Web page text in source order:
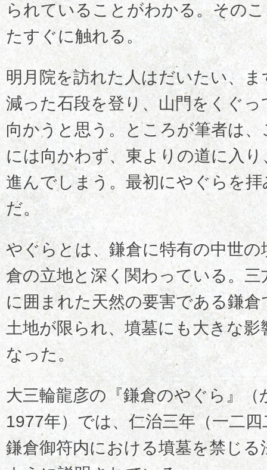
られていることがわかる。その
たすぐに触れる。
明月院を訪れた人はだいたい、
減った石段を登り、山門をくぐっ
向かうと思う。ところが筆者は
には向かわず、東よりの道に入
進んでしまう。最初にやぐらを
だ。
やぐらとは、鎌倉に特有の中世
倉の立地と深く関わっている。三
に囲まれた天然の要害である鎌
土地が限られ、墳墓にも大きな
なった。
大三輪龍彦の『鎌倉のやぐら』（
1977年）では、仁治三年（一二
鎌倉御符内における墳墓を禁じる